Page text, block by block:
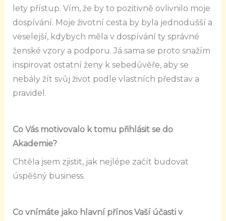
lety přístup. Vím, že by to pozitivně ovlivnilo moje
dospívání. Moje životní cesta by byla jednodušší a
veselejší, kdybych měla v dospívání ty správné
ženské vzory a podporu. Já sama se proto snažím
inspirovat ostatní ženy k sebedůvěře, aby se
nebály žít svůj život podle vlastních představ a
pravidel.
Co Vás motivovalo k tomu přihlásit se do
Akademie?
Chtěla jsem zjistit, jak nejlépe začít budovat
úspěšný business.
Co vnímáte jako hlavní přínos Vaší účasti v